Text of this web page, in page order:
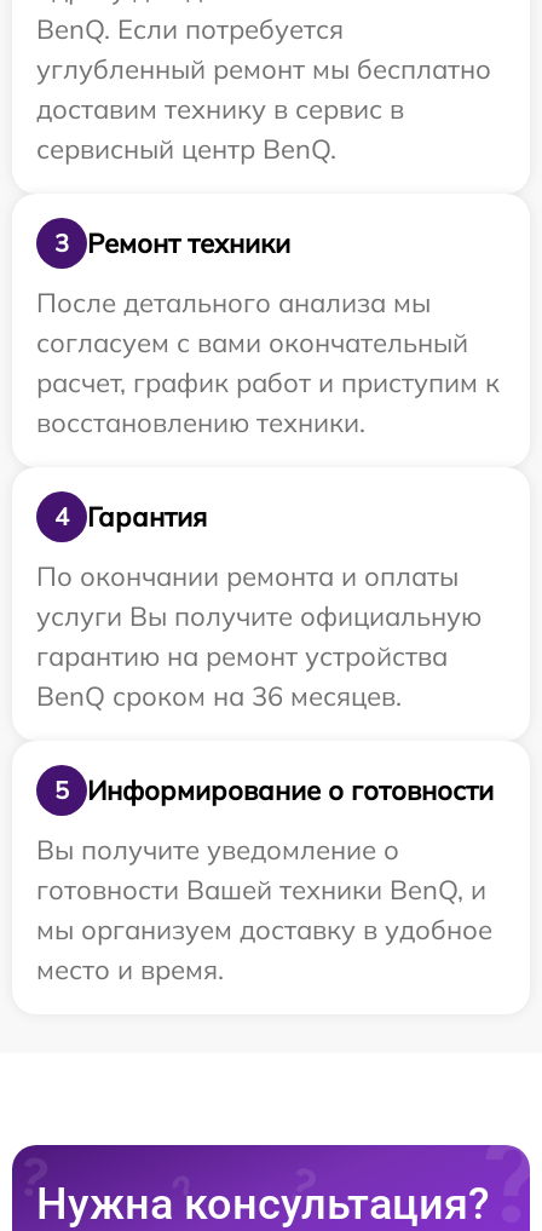
BenQ. Если потребуется
углубленный ремонт мы бесплатно
доставим технику в сервис в
сервисный центр BenQ.
3
Ремонт техники
После детального анализа мы
согласуем с вами окончательный
расчет, график работ и приступим к
восстановлению техники.
4
Гарантия
По окончании ремонта и оплаты
услуги Вы получите официальную
гарантию на ремонт устройства
BenQ сроком на 36 месяцев.
5
Информирование о готовности
Вы получите уведомление о
готовности Вашей техники BenQ, и
мы организуем доставку в удобное
место и время.
Нужна консультация?